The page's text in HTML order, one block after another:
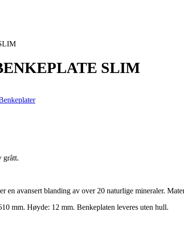
SLIM
grått.
avansert blanding av over 20 naturlige mineraler.
mm. Høyde: 12 mm. Benkeplaten leveres uten hull.